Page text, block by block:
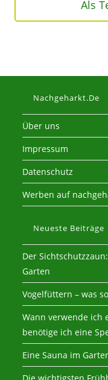
Als
Nachgeharkt.de
Über uns
Impressum
Datenschutz
Werben auf
Neueste Beiträge
Der
Garten
Vogelfüttern – was
Wann verwende ich
benötige ich eine
Eine Sauna im